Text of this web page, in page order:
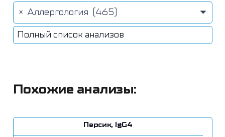
× Аллергология (465)
Полный список анализов
Похожие анализы:
Персик, IgG4